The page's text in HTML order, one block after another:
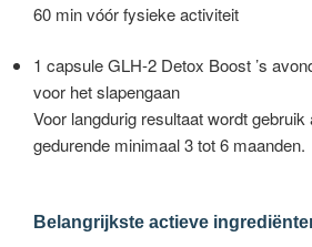
60 min vóór fysieke activiteit
1 capsule GLH-2 Detox Boost ’s
voor het slapengaan
Voor langdurig resultaat wordt gebruik
gedurende minimaal 3 tot 6 maanden.
Belangrijkste actieve